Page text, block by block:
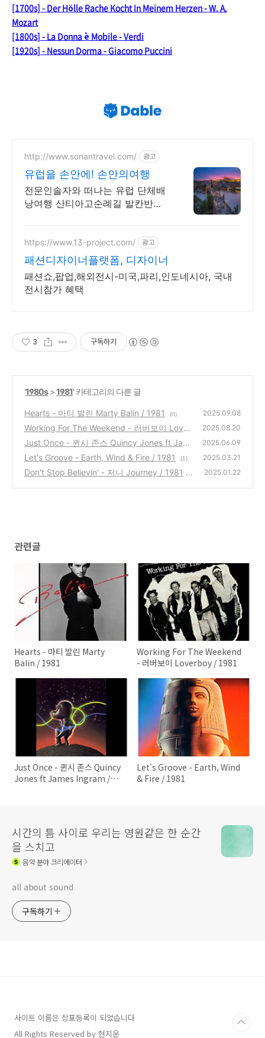
[1700s] - Der Hölle Rache Kocht In Meinem Herzen - W. A.
Mozart
[1800s] - La Donna è Mobile - Verdi
[1920s] - Nessun Dorma - Giacomo Puccini
http://www.sonantravel.com/ 광고
유럽을 손안에! 손안의여행
전문인솔자와 떠나는 유럽 단체배
낭여행 산티아고순례길 발칸반도
부유럽 동유럽 세미팩제공
https://www.13-project.com/ 광고
패션디자이너플랫폼, 디자이너
패션쇼,팝업,해외전시-미국,파리,인도네시아, 국내
전시참가 혜택
3 구독하기
'1980s>1981' 카테고리의 다른 글
Hearts - 마티 발린 Marty Balin / 1981 (0) 2025.09.08
Working For The Weekend - 러버보이 Lover
boy / 1981
(7)
2025.08.20
Just Once - 퀸시 존스 Quincy Jones ft Jam
es Ingram / 1981
(1)
2025.06.09
Let's Groove - Earth, Wind & Fire / 1981 (1) 2025.03.21
Don't Stop Believin' - 저니 Journey / 1981 2025.01.22
관련글
Hearts - 마티 발린 Marty
Balin / 1981
Working For The Weekend
- 러버보이 Loverboy / 1981
Just Once - 퀸시 존스 Quincy
Jones ft James Ingram /
Let's Groove - Earth, Wind
& Fire / 1981
시간의 틈 사이로 우리는 영원같은 한 순간
을 스치고
음악분야 크리에이터
all about sound
구독하기
사이트 이름은 상표등록이 되었습니다
All Rights Reserved by 현지운